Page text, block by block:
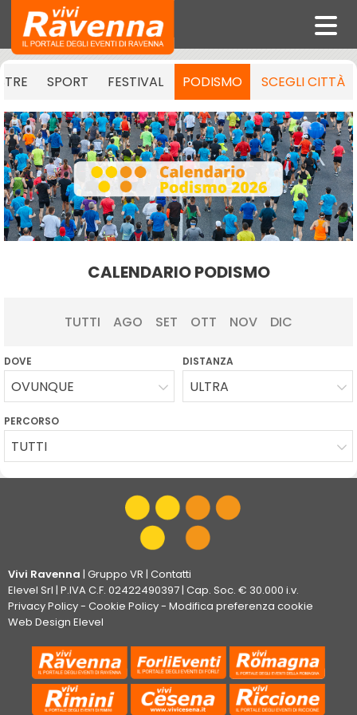
SPORT FESTIVAL PODISMO SCEGLI CITTÀ
CALENDARIO PODISMO
TUTTI AGO SET OTT NOV DIC
DOVE
OVUNQUE
DISTANZA
ULTRA
PERCORSO
TUTTI
Vivi Ravenna | Gruppo VR | Contatti
Elevel Srl | P.IVA C.F. 02422490397 | Cap. Soc. € 30.000 i.v.
Privacy Policy- Cookie Policy- Modifica preferenza cookie
Web Design Elevel